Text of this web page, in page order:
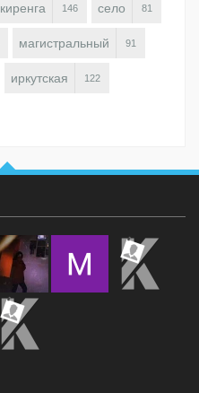
киренга 146 село 81
магистральный 91
иркутская 122